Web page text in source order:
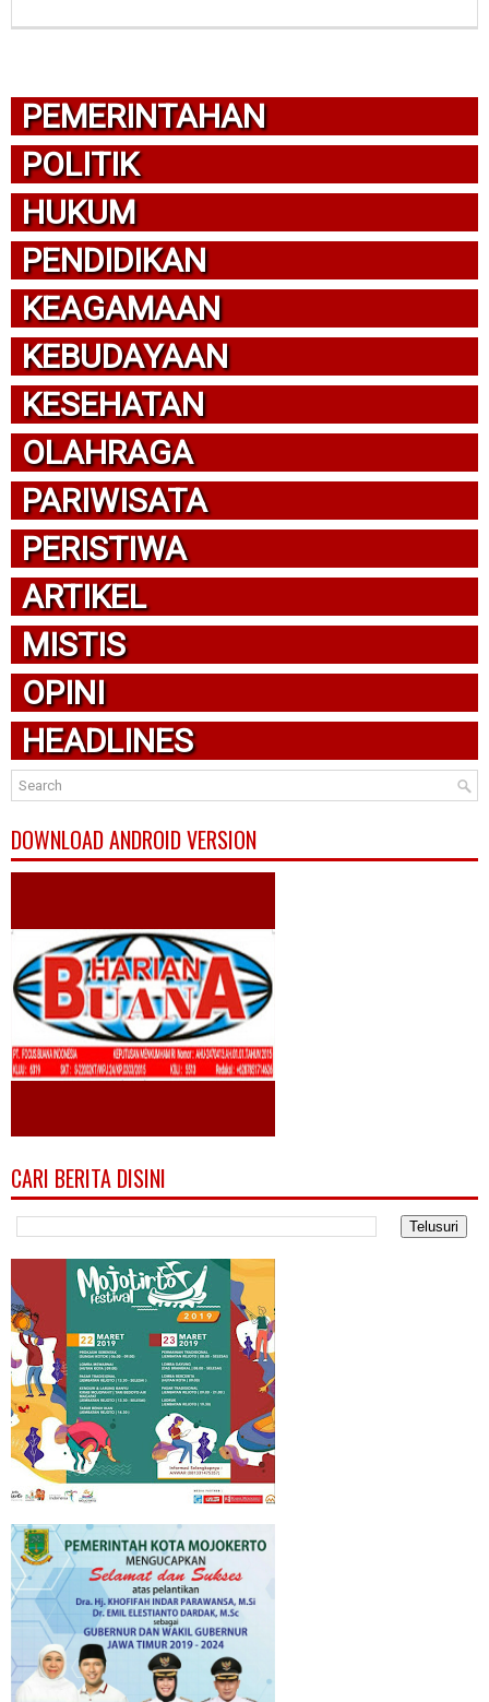
PEMERINTAHAN
POLITIK
HUKUM
PENDIDIKAN
KEAGAMAAN
KEBUDAYAAN
KESEHATAN
OLAHRAGA
PARIWISATA
PERISTIWA
ARTIKEL
MISTIS
OPINI
HEADLINES
DOWNLOAD ANDROID VERSION
CARI BERITA DISINI